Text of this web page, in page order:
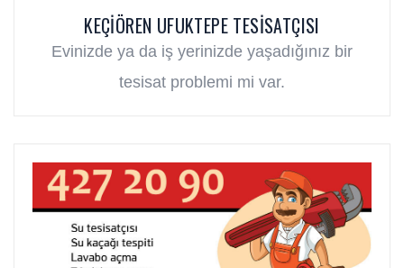
KEÇIÖREN UFUKTEPE TESISATÇISI
Evinizde ya da iş yerinizde yaşadığınız bir
tesisat problemi mi var.